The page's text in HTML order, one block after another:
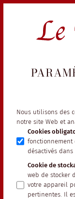
Nous utilisons des
notre site Web et
Cookies
fonctionnement
désactivés dans
Cookie de
web de stocker
votre appareil
pertinentes. Il